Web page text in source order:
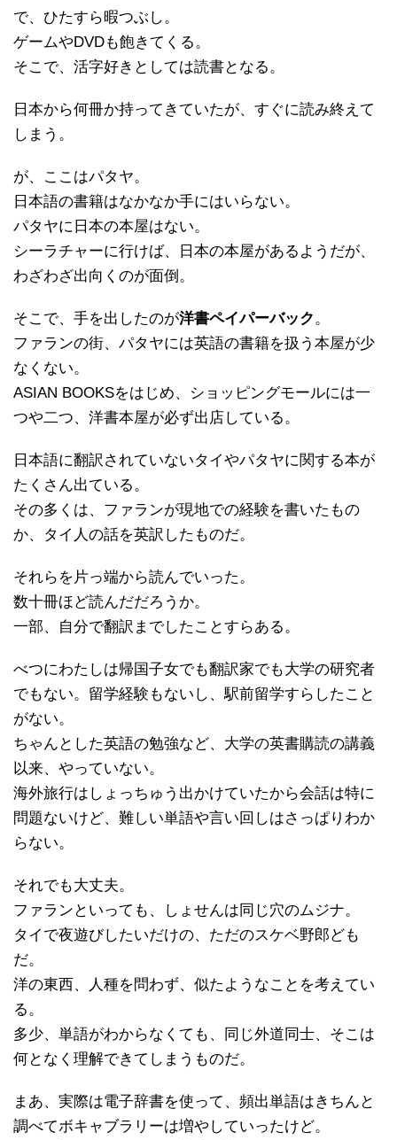
で、ひたすら暇つぶし。
ゲームやDVDも飽きてくる。
そこで、活字好きとしては読書となる。
日本から何冊か持ってきていたが、すぐに読み終えて
しまう。
が、ここはパタヤ。
日本語の書籍はなかなか手にはいらない。
パタヤに日本の本屋はない。
シーラチャーに行けば、日本の本屋があるようだが、
わざわざ出向くのが面倒。
そこで、手を出したのが洋書ペイパーバック。
ファランの街、パタヤには英語の書籍を扱う本屋が少
なくない。
ASIAN BOOKSをはじめ、ショッピングモールには一
つや二つ、洋書本屋が必ず出店している。
日本語に翻訳されていないタイやパタヤに関する本が
たくさん出ている。
その多くは、ファランが現地での経験を書いたもの
か、タイ人の話を英訳したものだ。
それらを片っ端から読んでいった。
数十冊ほど読んだだろうか。
一部、自分で翻訳までしたことすらある。
べつにわたしは帰国子女でも翻訳家でも大学の研究者
でもない。留学経験もないし、駅前留学すらしたこと
がない。
ちゃんとした英語の勉強など、大学の英書購読の講義
以来、やっていない。
海外旅行はしょっちゅう出かけていたから会話は特に
問題ないけど、難しい単語や言い回しはさっぱりわか
らない。
それでも大丈夫。
ファランといっても、しょせんは同じ穴のムジナ。
タイで夜遊びしたいだけの、ただのスケベ野郎ども
だ。
洋の東西、人種を問わず、似たようなことを考えてい
る。
多少、単語がわからなくても、同じ外道同士、そこは
何となく理解できてしまうものだ。
まあ、実際は電子辞書を使って、頻出単語はきちんと
調べてボキャブラリーは増やしていったけど。